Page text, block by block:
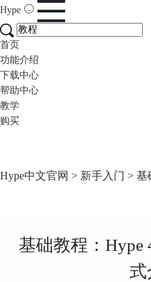
Hype
首页
功能介绍
下载中心
帮助中心
教学
购买
Hype中文官网 > 新手入门 > 基
基础教程：Hype
式